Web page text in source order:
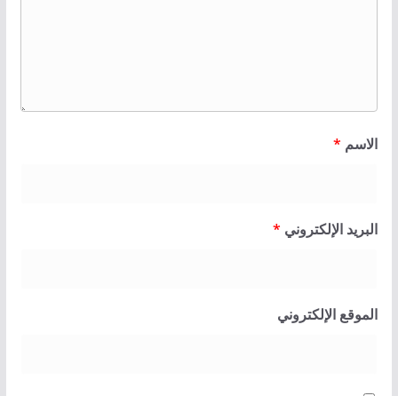
الاسم *
البريد الإلكتروني *
الموقع الإلكتروني